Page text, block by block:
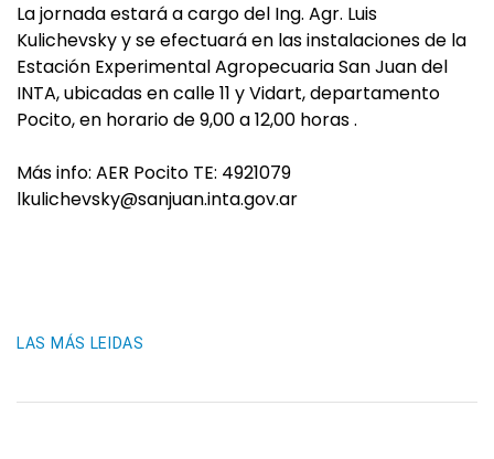
La jornada estará a cargo del Ing. Agr. Luis
Kulichevsky y se efectuará en las instalaciones de la
Estación Experimental Agropecuaria San Juan del
INTA, ubicadas en calle 11 y Vidart, departamento
Pocito, en horario de 9,00 a 12,00 horas .
Más info: AER Pocito TE: 4921079
lkulichevsky@sanjuan.inta.gov.ar
LAS MÁS LEIDAS